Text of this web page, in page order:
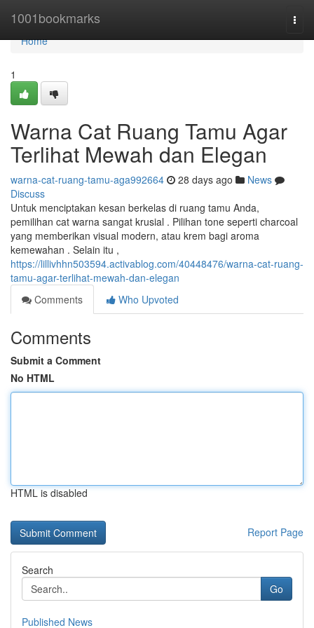
1001bookmarks
Home
Home
1
Warna Cat Ruang Tamu Agar
Terlihat Mewah dan Elegan
warna-cat-ruang-tamu-aga992664 28 days ago
News
Discuss
Untuk menciptakan kesan berkelas di ruang tamu Anda,
pemilihan cat warna sangat krusial . Pilihan tone seperti charcoal
yang memberikan visual modern, atau krem bagi aroma
kemewahan . Selain itu ,
https://lillivhhn503594.activablog.com/40448476/warna-cat-ruang-
tamu-agar-terlihat-mewah-dan-elegan
Comments
Who Upvoted
Comments
Submit a Comment
No HTML
HTML is disabled
Report Page
Search
Go
Published News